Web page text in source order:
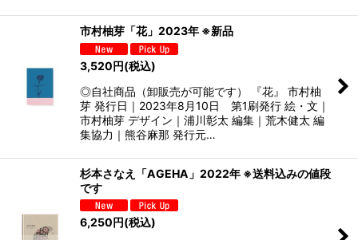
市村柚芽「花」2023年 ※新品
3,520円(税込)
◎自社商品（卸販売が可能です） 『花』 市村柚
芽 発行日｜2023年8月10日 第1刷発行 絵・文｜
市村柚芽 デザイン｜浦川彰太 編集｜荒木健太 編
集協力｜熊谷麻那 発行元…
杉本さなえ「AGEHA」2022年 ※送料込みの値段
です
6,250円(税込)